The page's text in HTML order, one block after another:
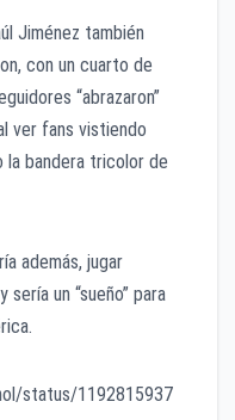
Jiménez también
con un cuarto de
“abrazaron”
ver fans vistiendo
la bandera tricolor de
además, jugar
un “sueño” para
status/1192815937